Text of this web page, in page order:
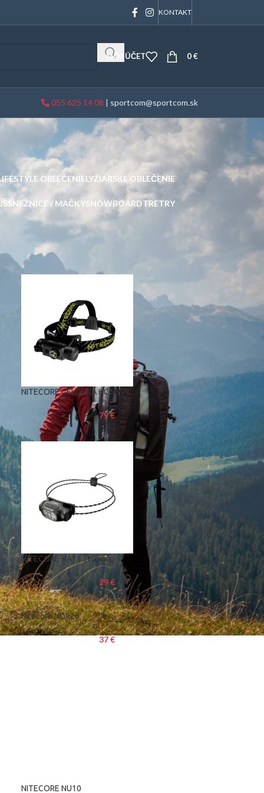
KONTAKT
MÔJ ÚČET 0€
055 625 14 08 | sportcom@sportcom.sk
OBLEČENIELYŽIARSKE OBLEČENIE
SNEŽNICE / MAČKYSNOWBOARDTRETRY
36
NITECORE ČELOVKA HC60 V2
79€
NITECORE HA11 čelovka
29€
Nitecore NDP20
37€
NITECORE NU10